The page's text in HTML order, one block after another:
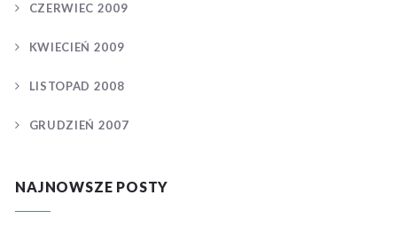
CZERWIEC 2009
KWIECIEŃ 2009
LISTOPAD 2008
GRUDZIEŃ 2007
NAJNOWSZE POSTY